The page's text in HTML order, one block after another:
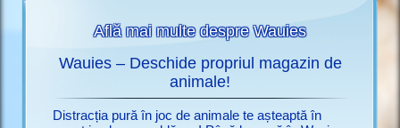
Află mai multe despre Wauies
Wauies – Deschide propriul magazin de
animale!
Distracția pură în joc de animale te așteaptă în